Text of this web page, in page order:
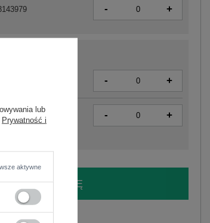
- +
- +
- +
ZOBACZ CENĘ
lub
Prywatność i
aktywne